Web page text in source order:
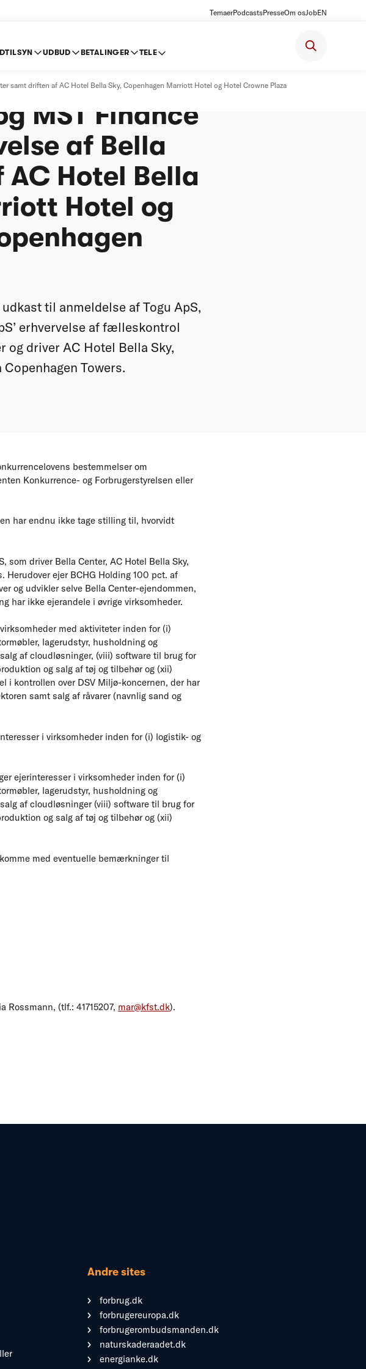
TemaerPodcastsPresseOm osJobEN
UDBUD BETALINGER TELE
samt driften af AC Hotel Bella Sky, Copenhagen Marriott Hotel og Hotel Crowne Plaza
Togu ApS,
MST Finance
af Bella
Hotel Bella
Hotel og
til anmeldelse af Togu ApS,
erhvervelse af fælleskontrol
og driver AC Hotel Bella Sky,
Towers.
bestemmelser om
Konkurrence- og Forbrugerstyrelsen eller
har endnu ikke tage stilling til, hvorvidt
driver Bella Center, AC Hotel Bella Sky,
Herudover ejer BCHG Holding 100 pct. af
og udvikler selve Bella Center-ejendommen,
har ikke ejerandele i øvrige virksomheder.
med aktiviteter inden for (i)
lagerudstyr, husholdning og
af cloudløsninger, (viii) software til brug for
og salg af tøj og tilbehør og (xii)
i kontrollen over DSV Miljø-koncernen, der har
samt salg af råvarer (navnlig sand og
i virksomheder inden for (i) logistik- og
ejerinteresser i virksomheder inden for (i)
lagerudstyr, husholdning og
af cloudløsninger (viii) software til brug for
og salg af tøj og tilbehør og (xii)
med eventuelle bemærkninger til
(tlf.: 41715207, mar@kfst.dk).
Andre sites
forbrug.dk
forbrugereuropa.dk
forbrugerombudsmanden.dk
naturskaderaadet.dk
energianke.dk